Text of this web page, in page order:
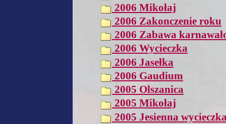
2006 Mikołaj
2006 Zakonczenie roku
2006 Zabawa
2006 Wycieczka
2006 Jasełka
2006 Gaudium
2005 Olszanica
2005 Mikołaj
2005 Jesienna